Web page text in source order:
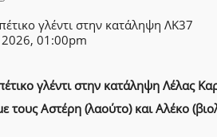
γλέντι στην κατάληψη ΛΚ37
01:00pm
γλέντι στην κατάληψη Λέλας
τους Αστέρη (λαούτο) και Αλέκο